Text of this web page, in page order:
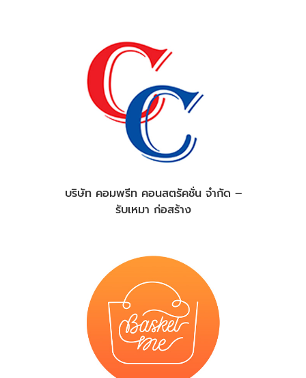
บริษัท คอมพรีท คอนสตรัคชั่น จำกัด –
รับเหมา ก่อสร้าง